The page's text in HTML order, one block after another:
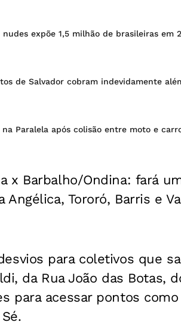
nudes expõe 1,5 milhão de brasileiras em
de Salvador cobram indevidamente
Paralela após colisão entre moto e
x Barbalho/Ondina: fará
Angélica, Tororó, Barris e
para coletivos que
da Rua João das Botas,
para acessar pontos